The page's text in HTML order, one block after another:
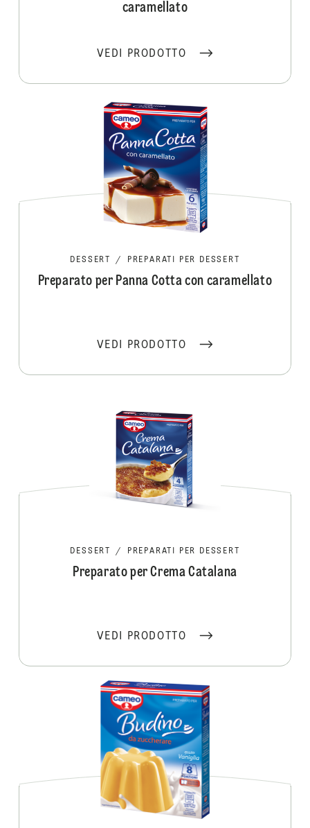
caramellato
VEDI PRODOTTO
DESSERT / PREPARATI PER DESSERT
Preparato per Panna Cotta con caramellato
VEDI PRODOTTO
DESSERT / PREPARATI PER DESSERT
Preparato per Crema Catalana
VEDI PRODOTTO